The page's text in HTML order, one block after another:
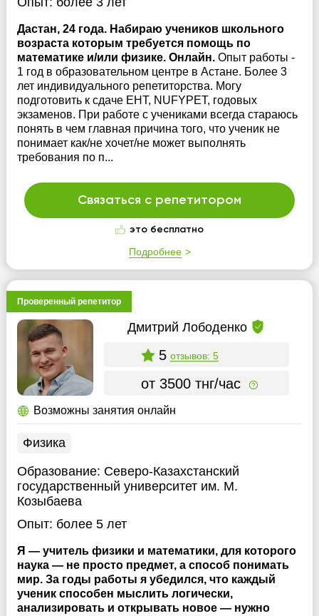
Дастан, 24 года. Набираю учеников школьного
возраста которым требуется помощь по
математике и/или физике. Онлайн. Опыт работы -
1 год в образовательном центре в Астане. Более 3
лет индивидуального репетиторства. Могу
подготовить к сдаче ЕНТ, NUFYPET, годовых
экзаменов. При работе с учениками всегда стараюсь
понять в чем главная причина того, что ученик не
понимает как/не хочет/не может выполнять
требования по п...
Связаться с репетитором
это бесплатно
Подробнее
Проверенный репетитор
Дмитрий Лободенко
5 отзывов: 5
от 3500 тнг/час
Возможны занятия онлайн
Физика
Образование: Северо-Казахстанский
государственный университет им. М.
Козыбаева
Опыт: более 5 лет
Я — учитель физики и математики, для которого
наука — не просто предмет, а способ понимать
мир. За годы работы я убедился, что каждый
ученик способен мыслить логически,
анализировать и открывать новое — нужно